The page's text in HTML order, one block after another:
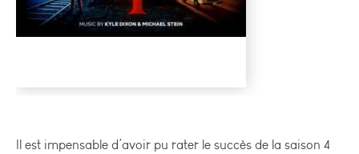
Il est impensable d’avoir pu rater le succès de la saison 4